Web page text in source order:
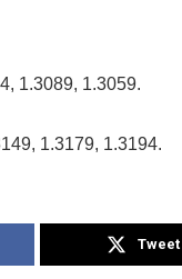
1.3089, 1.3059.
1.3179, 1.3194.
Tweet